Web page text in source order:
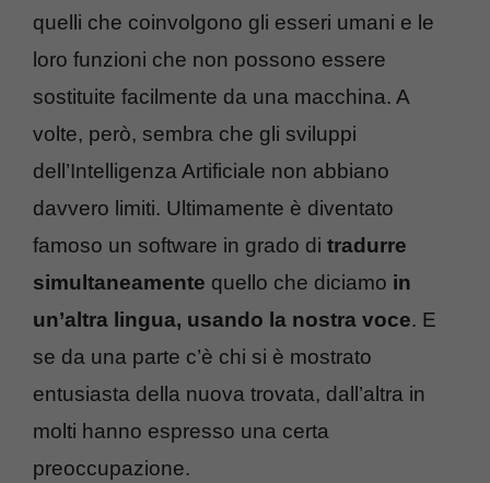
quelli che coinvolgono gli esseri umani e le
loro funzioni che non possono essere
sostituite facilmente da una macchina. A
volte, però, sembra che gli sviluppi
dell’Intelligenza Artificiale non abbiano
davvero limiti. Ultimamente è diventato
famoso un software in grado di tradurre
simultaneamente quello che diciamo in
un’altra lingua, usando la nostra voce. E
se da una parte c’è chi si è mostrato
entusiasta della nuova trovata, dall’altra in
molti hanno espresso una certa
preoccupazione.